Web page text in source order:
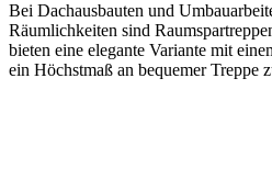
Bei Dachausbauten und
Räumlichkeiten sind
bieten eine elegante Variante mit
ein Höchstmaß an bequemer Treppe